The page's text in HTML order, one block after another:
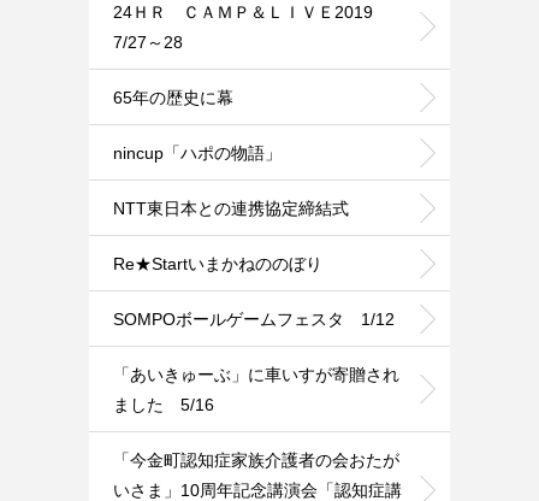
24ＨＲ ＣＡＭＰ＆ＬＩＶＥ2019
7/27～28
65年の歴史に幕
nincup「ハポの物語」
NTT東日本との連携協定締結式
Re★Startいまかねののぼり
SOMPOボールゲームフェスタ 1/12
「あいきゅーぶ」に車いすが寄贈され
ました 5/16
「今金町認知症家族介護者の会おたが
いさま」10周年記念講演会「認知症講